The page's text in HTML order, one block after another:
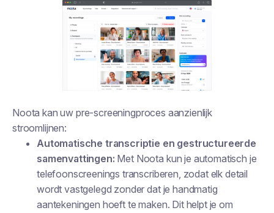
Noota kan uw pre-screeningproces aanzienlijk
stroomlijnen:
Automatische transcriptie en gestructureerde
samenvattingen: Met Noota kun je automatisch je
telefoonscreenings transcriberen, zodat elk detail
wordt vastgelegd zonder dat je handmatig
aantekeningen hoeft te maken. Dit helpt je om